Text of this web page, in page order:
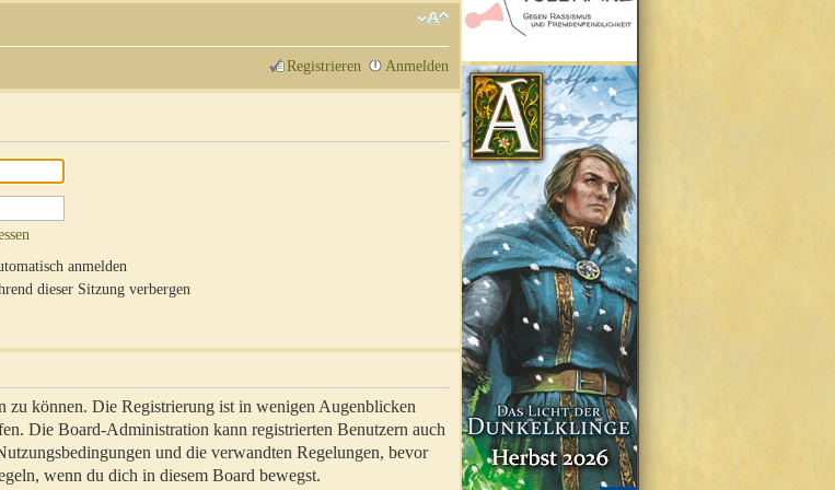
Registrieren Anmelden
anmelden
dieser Sitzung verbergen
zu können. Die Registrierung ist in wenigen Augenblicken
Die Board-Administration kann registrierten Benutzern auch
und die verwandten Regelungen, bevor
wenn du dich in diesem Board bewegst.